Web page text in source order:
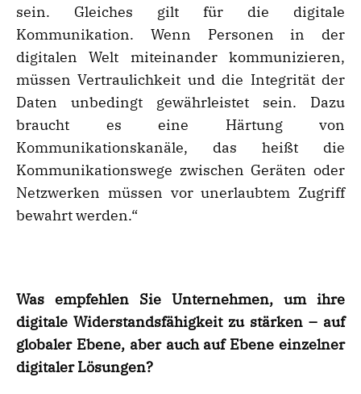
sein. Gleiches gilt für die digitale
Kommunikation. Wenn Personen in der
digitalen Welt miteinander kommunizieren,
müssen Vertraulichkeit und die Integrität der
Daten unbedingt gewährleistet sein. Dazu
braucht es eine Härtung von
Kommunikationskanäle, das heißt die
Kommunikationswege zwischen Geräten oder
Netzwerken müssen vor unerlaubtem Zugriff
bewahrt werden.“
Was empfehlen Sie Unternehmen, um ihre
digitale Widerstandsfähigkeit zu stärken – auf
globaler Ebene, aber auch auf Ebene einzelner
digitaler Lösungen?